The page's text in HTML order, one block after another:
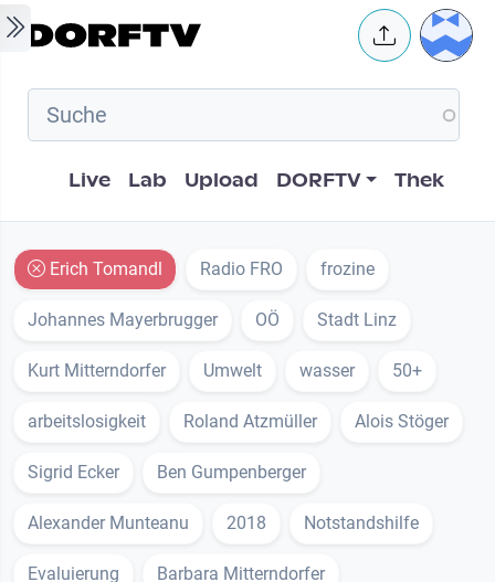
Skip to main content User
Hauptnavigation
Live Lab Upload DORFTV Thek
Erich Tomandl Radio FRO frozine
Johannes Mayerbrugger OÖ Stadt Linz
Kurt Mitterndorfer Umwelt wasser 50+
arbeitslosigkeit Roland Atzmüller Alois Stöger
Sigrid Ecker Ben Gumpenberger
Alexander Munteanu 2018 Notstandshilfe
Evaluierung Barbara Mitterndorfer